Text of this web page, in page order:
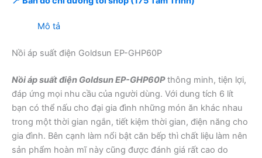
Mô tả
Nồi áp suất điện Goldsun EP-GHP60P
Nồi áp suất điện Goldsun EP-GHP60Pthông minh, tiện lợi,
đáp ứng mọi nhu cầu của người dùng. Với dung tích 6 lít
bạn có thể nấu cho đại gia đình những món ăn khác nhau
trong một thời gian ngắn, tiết kiệm thời gian, điện năng cho
gia đình. Bên cạnh làm nổi bật căn bếp thì chất liệu làm nên
sản phẩm hoàn mĩ này cũng được đánh giá rất cao do